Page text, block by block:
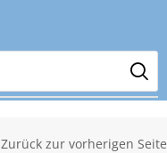
Zurück zur vorherigen Seite